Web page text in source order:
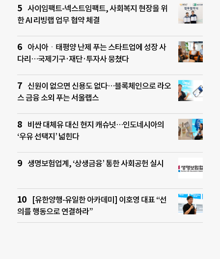
사이임팩트-넥스트임팩트, 사회복지 현장을 위
한 AI 리빙랩 업무 협약 체결
아시아ㆍ태평양 난제 푸는 스타트업에 성장 사
다리…국제기구·재단·투자사 뭉쳤다
신원이 없으면 신용도 없다…블록체인으로 라오
스 금융 소외 푸는 서울랩스
비싼 대체유 대신 현지 캐슈넛…인도네시아의
‘우유 선택지’ 넓힌다
생명보험업계, ‘상생금융’ 통한 사회공헌 실시
[유한양행-유일한 아카데미] 이호영 대표 “선
의를 행동으로 연결하라”